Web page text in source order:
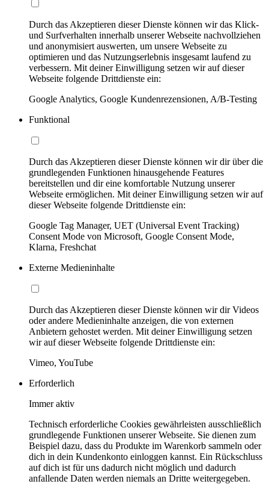
Durch das Akzeptieren dieser Dienste können wir das Klick-
und Surfverhalten innerhalb unserer Webseite nachvollziehen
und anonymisiert auswerten, um unsere Webseite zu
optimieren und das Nutzungserlebnis insgesamt laufend zu
verbessern. Mit deiner Einwilligung setzen wir auf dieser
Webseite folgende Drittdienste ein:
Google Analytics, Google Kundenrezensionen, A/B-Testing
Funktional
Durch das Akzeptieren dieser Dienste können wir dir über die
grundlegenden Funktionen hinausgehende Features
bereitstellen und dir eine komfortable Nutzung unserer
Webseite ermöglichen. Mit deiner Einwilligung setzen wir auf
dieser Webseite folgende Drittdienste ein:
Google Tag Manager, UET (Universal Event Tracking)
Consent Mode von Microsoft, Google Consent Mode,
Klarna, Freshchat
Externe Medieninhalte
Durch das Akzeptieren dieser Dienste können wir dir Videos
oder andere Medieninhalte anzeigen, die von externen
Anbietern gehostet werden. Mit deiner Einwilligung setzen
wir auf dieser Webseite folgende Drittdienste ein:
Vimeo, YouTube
Erforderlich
Immer aktiv
Technisch erforderliche Cookies gewährleisten ausschließlich
grundlegende Funktionen unserer Webseite. Sie dienen zum
Beispiel dazu, dass du Produkte im Warenkorb sammeln oder
dich in dein Kundenkonto einloggen kannst. Ein Rückschluss
auf dich ist für uns dadurch nicht möglich und dadurch
anfallende Daten werden niemals an Dritte weitergegeben.